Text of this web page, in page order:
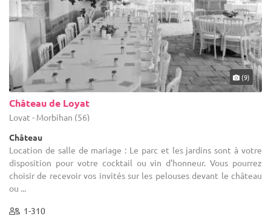
(9)
Château de Loyat
Loyat - Morbihan (56)
Château
Location de salle de mariage : Le parc et les jardins sont à votre
disposition pour votre cocktail ou vin d’honneur. Vous pourrez
choisir de recevoir vos invités sur les pelouses devant le château
ou ...
1-310